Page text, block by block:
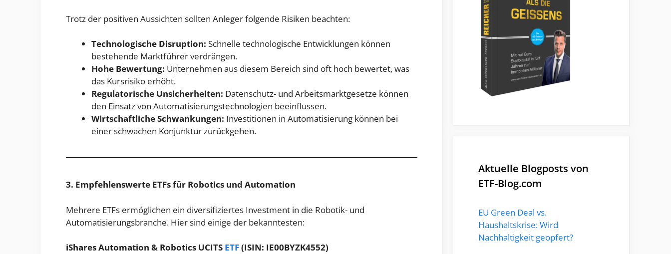
Trotz der positiven Aussichten sollten Anleger folgende Risiken beachten:
Technologische Disruption: Schnelle technologische Entwicklungen können
bestehende Marktführer verdrängen.
Hohe Bewertung: Unternehmen aus diesem Bereich sind oft hoch bewertet, was
das Kursrisiko erhöht.
Regulatorische Unsicherheiten: Datenschutz- und Arbeitsmarktgesetze können
den Einsatz von Automatisierungstechnologien beeinflussen.
Wirtschaftliche Schwankungen: Investitionen in Automatisierung können bei
einer schwachen Konjunktur zurückgehen.
3. Empfehlenswerte ETFs für Robotics und Automation
Mehrere ETFs ermöglichen ein diversifiziertes Investment in die Robotik- und
Automatisierungsbranche. Hier sind einige der bekanntesten:
iShares Automation & Robotics UCITS ETF(ISIN: IE00BYZK4552)
Aktuelle Blogposts von
ETF-Blog.com
EU Green Deal vs.
Haushaltskrise: Wird
Nachhaltigkeit geopfert?